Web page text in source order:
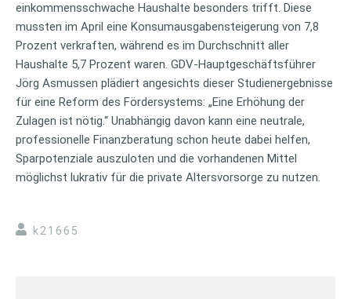
einkommensschwache Haushalte besonders trifft. Diese
mussten im April eine Konsumausgabensteigerung von 7,8
Prozent verkraften, während es im Durchschnitt aller
Haushalte 5,7 Prozent waren. GDV-Hauptgeschäftsführer
Jörg Asmussen plädiert angesichts dieser Studienergebnisse
für eine Reform des Fördersystems: „Eine Erhöhung der
Zulagen ist nötig.“ Unabhängig davon kann eine neutrale,
professionelle Finanzberatung schon heute dabei helfen,
Sparpotenziale auszuloten und die vorhandenen Mittel
möglichst lukrativ für die private Altersvorsorge zu nutzen.
k21665